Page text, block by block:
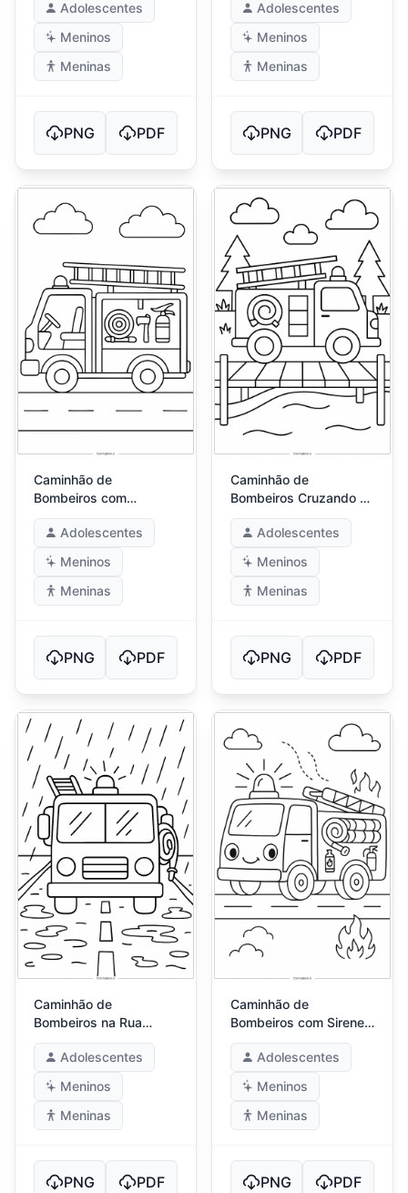
Adolescentes
Meninos
Meninas
PNG PDF
Adolescentes
Meninos
Meninas
PNG PDF
Caminhão de
Bombeiros com
Compartimentos
AbertosAdolescentes
Meninos
Meninas
PNG PDF
Caminhão de
Bombeiros Cruzando a
Ponte de Madeira
Adolescentes
Meninos
Meninas
PNG PDF
Caminhão de
Bombeiros na Rua
Chuvosa
Adolescentes
Meninos
Meninas
PNG PDF
Caminhão de
Bombeiros com Sirenes
Brilhantes
Adolescentes
Meninos
Meninas
PNG PDF